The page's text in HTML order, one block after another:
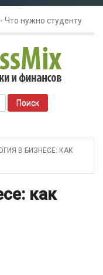
Что нужно студенту
бизнеса?
Телефония для
инструменты для
свой бизнес?
В БИЗНЕСЕ: КАК
как